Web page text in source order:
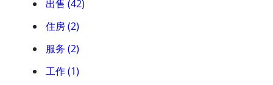
出售 (42)
住房 (2)
服务 (2)
工作 (1)